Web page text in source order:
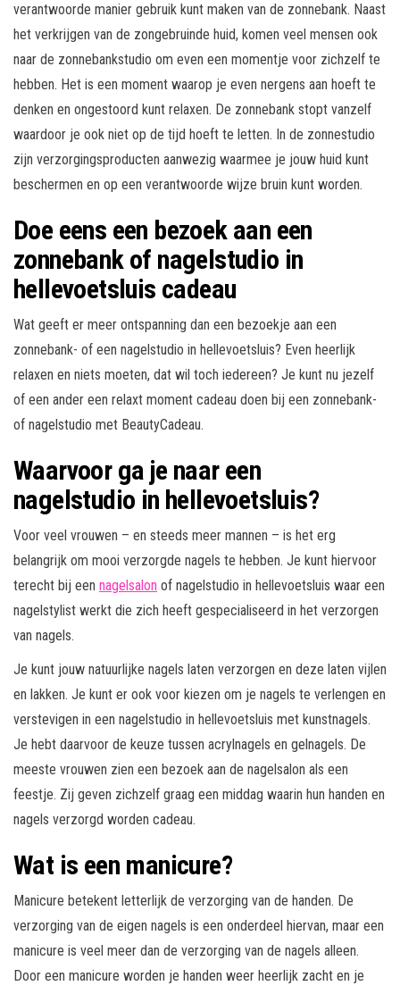
verantwoorde manier gebruik kunt maken van de zonnebank. Naast
het verkrijgen van de zongebruinde huid, komen veel mensen ook
naar de zonnebankstudio om even een momentje voor zichzelf te
hebben. Het is een moment waarop je even nergens aan hoeft te
denken en ongestoord kunt relaxen. De zonnebank stopt vanzelf
waardoor je ook niet op de tijd hoeft te letten. In de zonnestudio
zijn verzorgingsproducten aanwezig waarmee je jouw huid kunt
beschermen en op een verantwoorde wijze bruin kunt worden.
Doe eens een bezoek aan een
zonnebank of nagelstudio in
hellevoetsluis cadeau
Wat geeft er meer ontspanning dan een bezoekje aan een
zonnebank- of een nagelstudio in hellevoetsluis? Even heerlijk
relaxen en niets moeten, dat wil toch iedereen? Je kunt nu jezelf
of een ander een relaxt moment cadeau doen bij een zonnebank-
of nagelstudio met BeautyCadeau.
Waarvoor ga je naar een
nagelstudio in hellevoetsluis?
Voor veel vrouwen – en steeds meer mannen – is het erg
belangrijk om mooi verzorgde nagels te hebben. Je kunt hiervoor
terecht bij een nagelsalon of nagelstudio in hellevoetsluis waar een
nagelstylist werkt die zich heeft gespecialiseerd in het verzorgen
van nagels.
Je kunt jouw natuurlijke nagels laten verzorgen en deze laten vijlen
en lakken. Je kunt er ook voor kiezen om je nagels te verlengen en
verstevigen in een nagelstudio in hellevoetsluis met kunstnagels.
Je hebt daarvoor de keuze tussen acrylnagels en gelnagels. De
meeste vrouwen zien een bezoek aan de nagelsalon als een
feestje. Zij geven zichzelf graag een middag waarin hun handen en
nagels verzorgd worden cadeau.
Wat is een manicure?
Manicure betekent letterlijk de verzorging van de handen. De
verzorging van de eigen nagels is een onderdeel hiervan, maar een
manicure is veel meer dan de verzorging van de nagels alleen.
Door een manicure worden je handen weer heerlijk zacht en je